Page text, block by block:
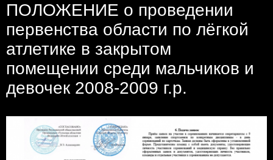
ПОЛОЖЕНИЕ о проведении
первенства области по лёгкой
атлетике в закрытом
помещении среди мальчиков и
девочек 2008-2009 г.р.